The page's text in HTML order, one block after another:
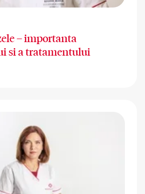
– importanta
si a tratamentului